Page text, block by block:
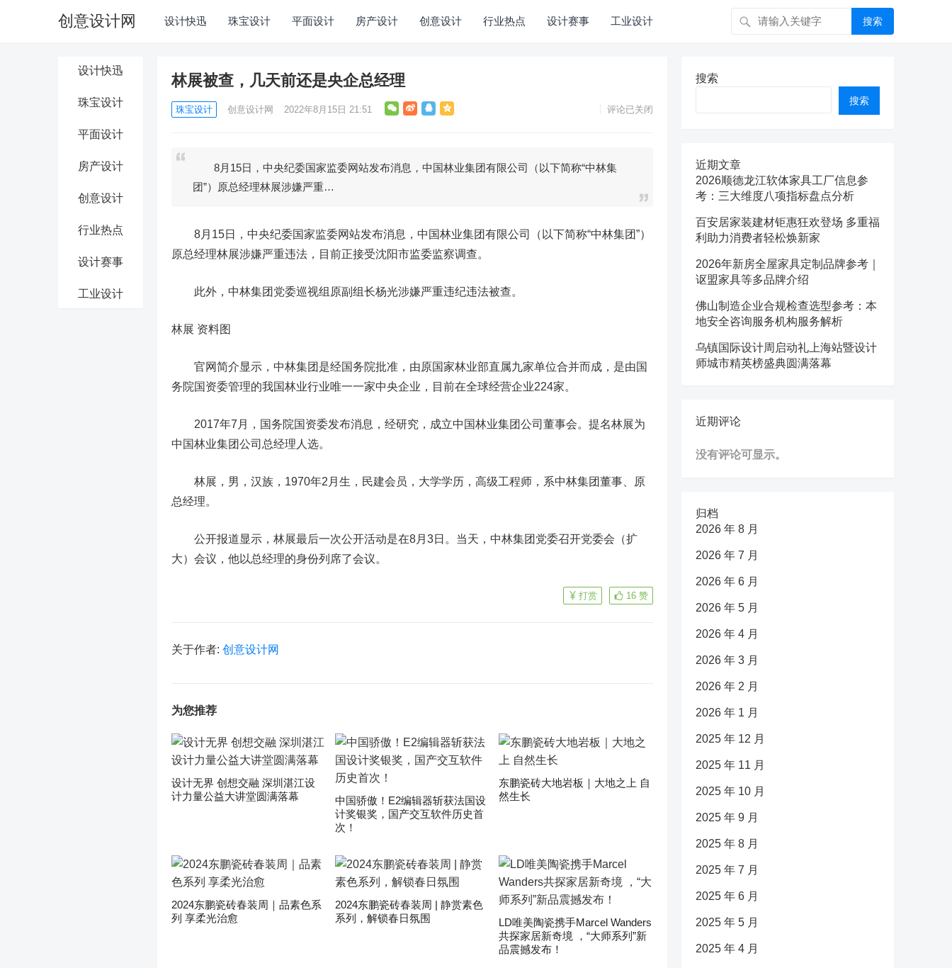
创意设计网 设计快迅 珠宝设计 平面设计 房产设计 创意设计 行业热点 设计赛事 工业设计 搜索
设计快迅
珠宝设计
平面设计
房产设计
创意设计
行业热点
设计赛事
工业设计
林展被查，几天前还是央企总经理
珠宝设计 创意设计网 2022年8月15日 21:51 评论已关闭
8月15日，中央纪委国家监委网站发布消息，中国林业集团有限公司（以下简称“中林集
团”）原总经理林展涉嫌严重…
8月15日，中央纪委国家监委网站发布消息，中国林业集团有限公司（以下简称“中林集团”）
原总经理林展涉嫌严重违法，目前正接受沈阳市监委监察调查。
此外，中林集团党委巡视组原副组长杨光涉嫌严重违纪违法被查。
林展 资料图
官网简介显示，中林集团是经国务院批准，由原国家林业部直属九家单位合并而成，是由国
务院国资委管理的我国林业行业唯一一家中央企业，目前在全球经营企业224家。
2017年7月，国务院国资委发布消息，经研究，成立中国林业集团公司董事会。提名林展为
中国林业集团公司总经理人选。
林展，男，汉族，1970年2月生，民建会员，大学学历，高级工程师，系中林集团董事、原
总经理。
公开报道显示，林展最后一次公开活动是在8月3日。当天，中林集团党委召开党委会（扩
大）会议，他以总经理的身份列席了会议。
16 赞
打赏
关于作者: 创意设计网
为您推荐
设计无界 创想交融 深圳湛江设
计力量公益大讲堂圆满落幕
中国骄傲！E2编辑器斩获法国设
计奖银奖，国产交互软件历史首
次！
东鹏瓷砖大地岩板｜大地之上 自
然生长
2024东鹏瓷砖春装周｜品素色系
列 享柔光治愈
2024东鹏瓷砖春装周 | 静赏素色
系列，解锁春日氛围
LD唯美陶瓷携手Marcel Wanders
共探家居新奇境 ，“大师系列”新
品震撼发布！
搜索
搜索
近期文章
2026顺德龙江软体家具工厂信息参
考：三大维度八项指标盘点分析
百安居家装建材钜惠狂欢登场 多重福
利助力消费者轻松焕新家
2026年新房全屋家具定制品牌参考｜
讴盟家具等多品牌介绍
佛山制造企业合规检查选型参考：本
地安全咨询服务机构服务解析
乌镇国际设计周启动礼上海站暨设计
师城市精英榜盛典圆满落幕
近期评论
没有评论可显示。
归档
2026 年 8 月
2026 年 7 月
2026 年 6 月
2026 年 5 月
2026 年 4 月
2026 年 3 月
2026 年 2 月
2026 年 1 月
2025 年 12 月
2025 年 11 月
2025 年 10 月
2025 年 9 月
2025 年 8 月
2025 年 7 月
2025 年 6 月
2025 年 5 月
2025 年 4 月